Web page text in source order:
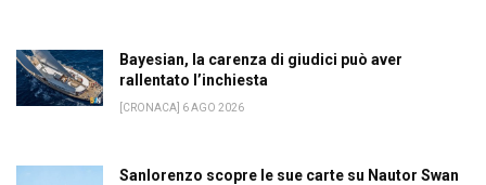
Bayesian, la carenza di giudici può aver
rallentato l’inchiesta
[CRONACA] 6 AGO 2026
Sanlorenzo scopre le sue carte su Nautor Swan